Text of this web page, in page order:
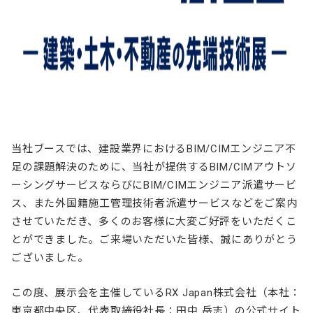
当社ブースでは、建設業界におけるBIM/CIMエンジニア不
足の課題解決のために、当社が提供するBIM/CIMアウトソ
ーシングサービスならびにBIM/CIMエンジニア派遣サービ
ス、また外国籍施工管理技術者派遣サービスなどをご案内
させていただき、多くのお客様に大変ご好評をいただくこ
とができました。ご来場いただいた皆様、誠にありがとう
ございました。
この度、展示会を主催しているRX Japan株式会社（本社：